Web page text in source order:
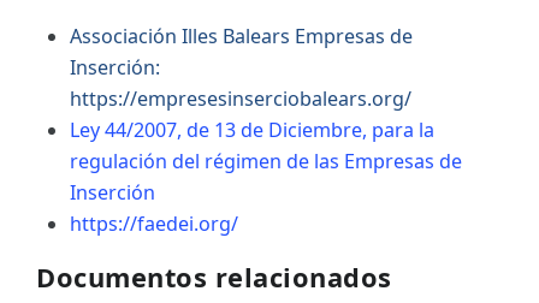
Associación Illes Balears Empresas de
Inserción:
https://empresesinserciobalears.org/
Ley 44/2007, de 13 de Diciembre, para la
regulación del régimen de las Empresas de
Inserción
https://faedei.org/
Documentos relacionados